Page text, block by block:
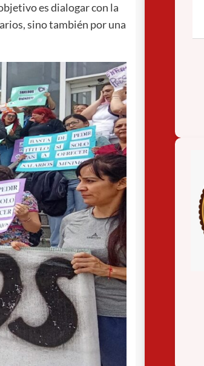
es dialogar con la
sino también por una